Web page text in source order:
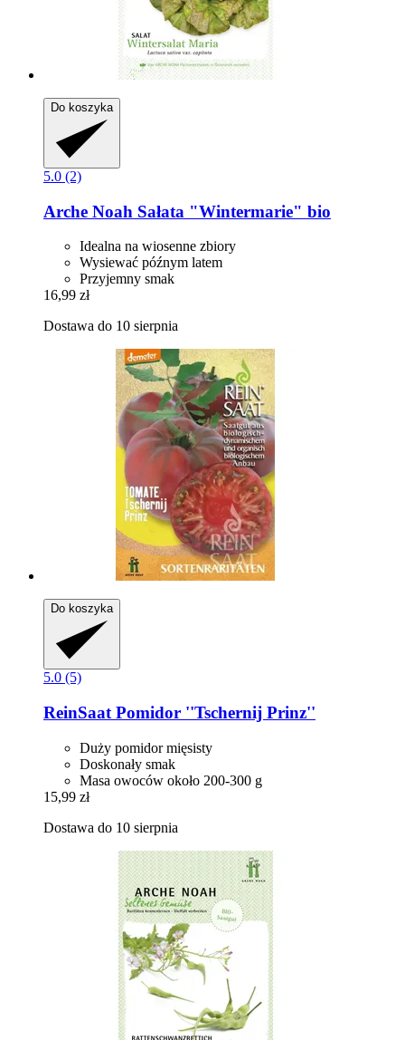
Do koszyka
5.0 (2)
Arche Noah Sałata "Wintermarie" bio
Idealna na wiosenne zbiory
Wysiewać późnym latem
Przyjemny smak
16,99 zł
Dostawa do 10 sierpnia
Do koszyka
5.0 (5)
ReinSaat Pomidor ''Tschernij Prinz''
Duży pomidor mięsisty
Doskonały smak
Masa owoców około 200-300 g
15,99 zł
Dostawa do 10 sierpnia